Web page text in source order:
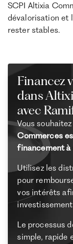
SCPI Altixia
dévalorisation et
rester stables.
Financez
dans
avec
Vous
Commerces
financement
Utilisez les
pour
vos intérêts
Le processus
simple, rapide